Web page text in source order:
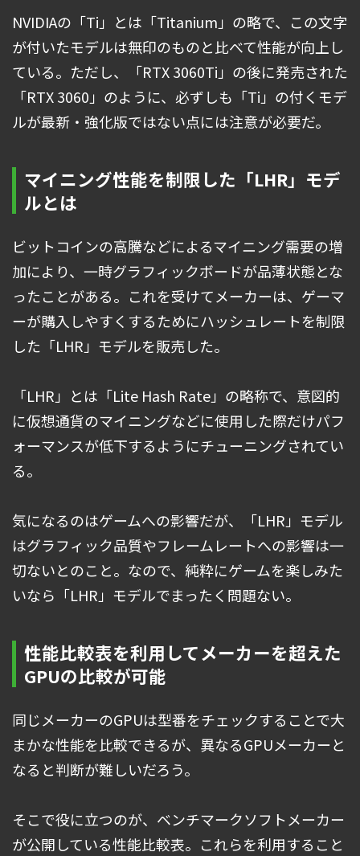
NVIDIAの「Ti」とは「Titanium」の略で、この文字
が付いたモデルは無印のものと比べて性能が向上し
ている。ただし、「RTX 3060Ti」の後に発売された
「RTX 3060」のように、必ずしも「Ti」の付くモデ
ルが最新・強化版ではない点には注意が必要だ。
マイニング性能を制限した「LHR」モデ
ルとは
ビットコインの高騰などによるマイニング需要の増
加により、一時グラフィックボードが品薄状態とな
ったことがある。これを受けてメーカーは、ゲーマ
ーが購入しやすくするためにハッシュレートを制限
した「LHR」モデルを販売した。
「LHR」とは「Lite Hash Rate」の略称で、意図的
に仮想通貨のマイニングなどに使用した際だけパフ
ォーマンスが低下するようにチューニングされてい
る。
気になるのはゲームへの影響だが、「LHR」モデル
はグラフィック品質やフレームレートへの影響は一
切ないとのこと。なので、純粋にゲームを楽しみた
いなら「LHR」モデルでまったく問題ない。
性能比較表を利用してメーカーを超えた
GPUの比較が可能
同じメーカーのGPUは型番をチェックすることで大
まかな性能を比較できるが、異なるGPUメーカーと
なると判断が難しいだろう。
そこで役に立つのが、ベンチマークソフトメーカー
が公開している性能比較表。これらを利用すること